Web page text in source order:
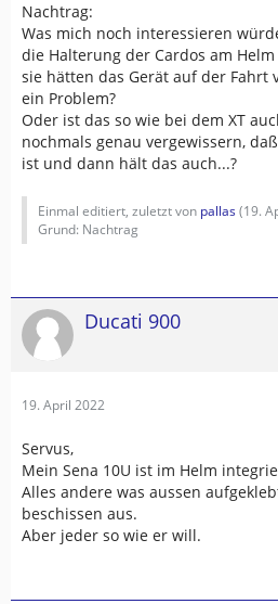
Nachtrag:
Was mich noch interessieren
die Halterung der Cardos am
sie hätten das Gerät auf der Fahrt
ein Problem?
Oder ist das so wie bei dem XT
nochmals genau vergewissern,
ist und dann hält das auch...?
Einmal editiert, zuletzt von pallas(19.
Grund: Nachtrag
Ducati 900
19. April 2022
Servus,
Mein Sena 10U ist im Helm
Alles andere was aussen
beschissen aus.
Aber jeder so wie er will.